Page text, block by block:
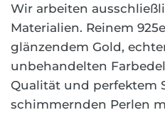
Wir arbeiten
Materialien. Reinem
glänzendem Gold,
unbehandelten
Qualität und perfektem
schimmernden Perlen